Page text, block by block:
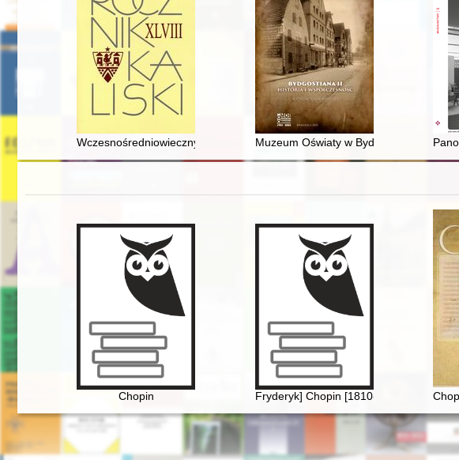
Wczesnośredniowieczny skarb Słuszków II : notatka wstępna
Muzeum Oświaty w Bydgoszczy :
Chopin Fryderyk] Chopin [1810-1849]